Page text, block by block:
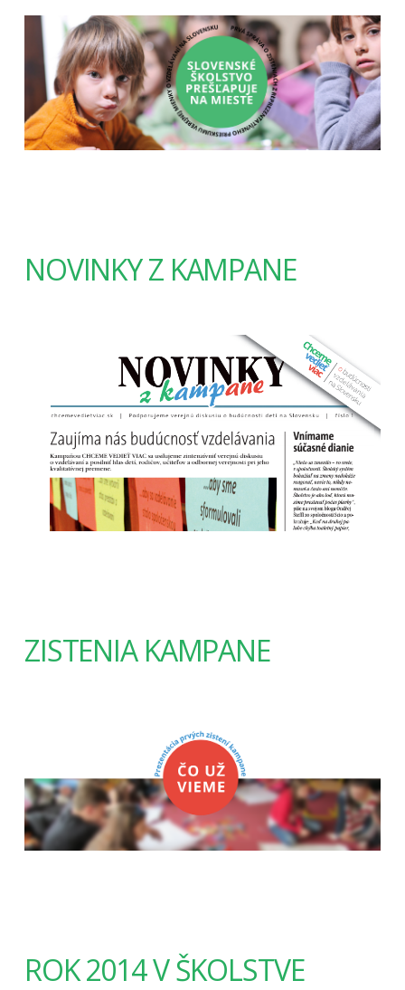
NOVINKY Z KAMPANE
ZISTENIA KAMPANE
ROK 2014 V ŠKOLSTVE